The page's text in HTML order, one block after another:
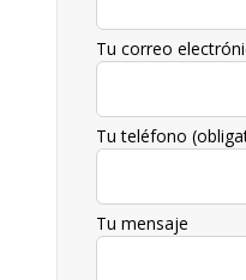
Tu correo
Tu teléfono
Tu mensaje